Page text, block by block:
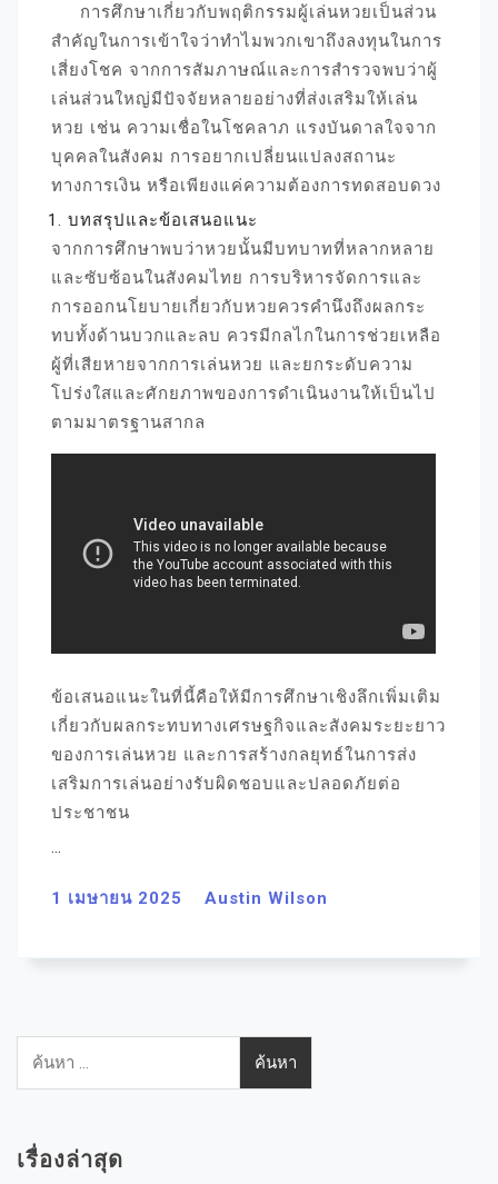
การศึกษาเกี่ยวกับพฤติกรรมผู้เล่นหวยเป็นส่วน
สำคัญในการเข้าใจว่าทำไมพวกเขาถึงลงทุนในการ
เสี่ยงโชค จากการสัมภาษณ์และการสำรวจพบว่าผู้
เล่นส่วนใหญ่มีปัจจัยหลายอย่างที่ส่งเสริมให้เล่น
หวย เช่น ความเชื่อในโชคลาภ แรงบันดาลใจจาก
บุคคลในสังคม การอยากเปลี่ยนแปลงสถานะ
ทางการเงิน หรือเพียงแค่ความต้องการทดสอบดวง
บทสรุปและข้อเสนอแนะ
จากการศึกษาพบว่าหวยนั้นมีบทบาทที่หลากหลาย
และซับซ้อนในสังคมไทย การบริหารจัดการและ
การออกนโยบายเกี่ยวกับหวยควรคำนึงถึงผลกระ
ทบทั้งด้านบวกและลบ ควรมีกลไกในการช่วยเหลือ
ผู้ที่เสียหายจากการเล่นหวย และยกระดับความ
โปร่งใสและศักยภาพของการดำเนินงานให้เป็นไป
ตามมาตรฐานสากล
ข้อเสนอแนะในที่นี้คือให้มีการศึกษาเชิงลึกเพิ่มเติม
เกี่ยวกับผลกระทบทางเศรษฐกิจและสังคมระยะยาว
ของการเล่นหวย และการสร้างกลยุทธ์ในการส่ง
เสริมการเล่นอย่างรับผิดชอบและปลอดภัยต่อ
ประชาชน
1 เมษายน 2025 Austin Wilson
ค้นหา
สำหรับ:
เรื่องล่าสุด